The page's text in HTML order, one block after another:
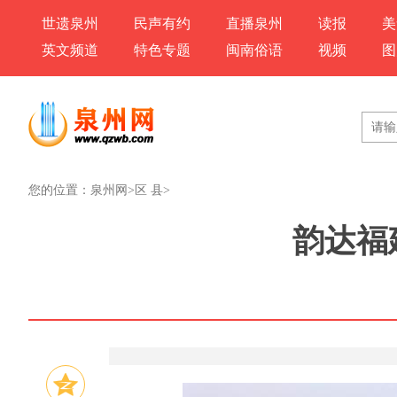
世遗泉州 民声有约 直播泉州 读报
英文频道
特色专题 闽南俗语 视频
您的位置： 泉州网 > 区 县>
韵达福